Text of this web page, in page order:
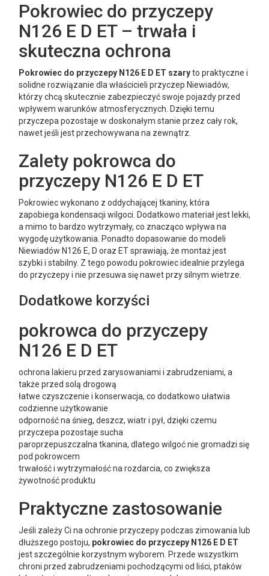
Pokrowiec do przyczepy
N126 E D ET – trwała i
skuteczna ochrona
Pokrowiec do przyczepy N126 E D ET szaryto praktyczne i
solidne rozwiązanie dla właścicieli przyczep Niewiadów,
którzy chcą skutecznie zabezpieczyć swoje pojazdy przed
wpływem warunków atmosferycznych. Dzięki temu
przyczepa pozostaje w doskonałym stanie przez cały rok,
nawet jeśli jest przechowywana na zewnątrz.
Zalety pokrowca do
przyczepy N126 E D ET
Pokrowiec wykonano z oddychającej tkaniny, która
zapobiega kondensacji wilgoci. Dodatkowo materiał jest lekki,
a mimo to bardzo wytrzymały, co znacząco wpływa na
wygodę użytkowania. Ponadto dopasowanie do modeli
Niewiadów N126 E, D oraz ET sprawiają, że montaż jest
szybki i stabilny. Z tego powodu pokrowiec idealnie przylega
do przyczepy i nie przesuwa się nawet przy silnym wietrze.
Dodatkowe korzyści
pokrowca do przyczepy
N126 E D ET
ochrona lakieru przed zarysowaniami i zabrudzeniami, a
także przed solą drogową
łatwe czyszczenie i konserwacja, co dodatkowo ułatwia
codzienne użytkowanie
odporność na śnieg, deszcz, wiatr i pył, dzięki czemu
przyczepa pozostaje sucha
paroprzepuszczalna tkanina, dlatego wilgoć nie gromadzi się
pod pokrowcem
trwałość i wytrzymałość na rozdarcia, co zwiększa
żywotność produktu
Praktyczne zastosowanie
Jeśli zależy Ci na ochronie przyczepy podczas zimowania lub
dłuższego postoju, pokrowiec do przyczepy N126 E D ET
jest szczególnie korzystnym wyborem. Przede wszystkim
chroni przed zabrudzeniami pochodzącymi od liści, ptaków